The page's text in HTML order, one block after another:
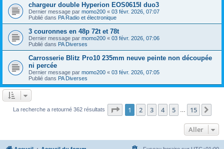
chargeur double Hyperion EOS0615I duo3
Dernier message par momo200 « 03 févr. 2026, 07:07
Publié dans PA Radio et électronique
3 couronnes en 48p 72t et 78t
Dernier message par momo200 « 03 févr. 2026, 07:06
Publié dans PA Diverses
Carrosserie Blitz Pro10 235mm neuve peinte non découpée
ni percée
Dernier message par momo200 « 03 févr. 2026, 07:05
Publié dans PA Diverses
La recherche a retourné 362 résultats Page 1sur15
1 2 3 4 5 15
Aller